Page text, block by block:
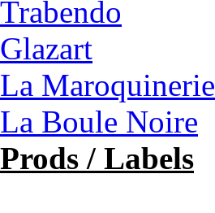
Trabendo
Glazart
La Maroquinerie
La Boule Noire
Prods / Labels